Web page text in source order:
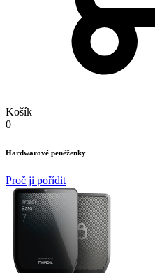
Košík
0
Hardwarové peněženky
Proč ji pořídit